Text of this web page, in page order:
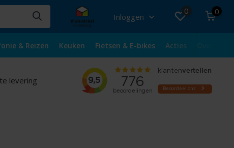
Inloggen
0 0
& Reizen Keuken Fietsen & E-bikes Acties
levering